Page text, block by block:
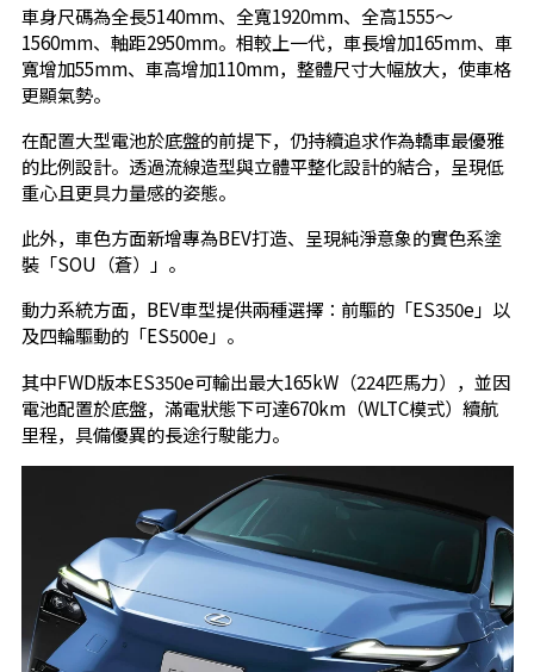
車身尺碼為全長5140mm、全寬1920mm、全高1555～
1560mm、軸距2950mm。相較上一代，車長增加165mm、車
寬增加55mm、車高增加110mm，整體尺寸大幅放大，使車格
更顯氣勢。
在配置大型電池於底盤的前提下，仍持續追求作為轎車最優雅
的比例設計。透過流線造型與立體平整化設計的結合，呈現低
重心且更具力量感的姿態。
此外，車色方面新增專為BEV打造、呈現純淨意象的實色系塗
裝「SOU（蒼）」。
動力系統方面，BEV車型提供兩種選擇：前驅的「ES350e」以
及四輪驅動的「ES500e」。
其中FWD版本ES350e可輸出最大165kW（224匹馬力），並因
電池配置於底盤，滿電狀態下可達670km（WLTC模式）續航
里程，具備優異的長途行駛能力。